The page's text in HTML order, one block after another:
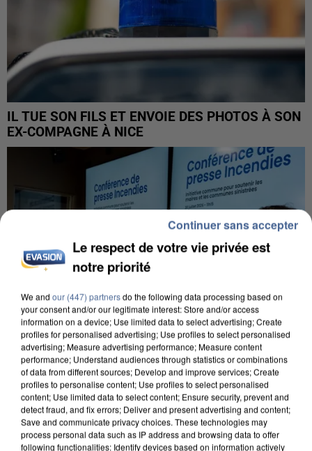
IL TUE SON FILS ET ENVOIE DES PHOTOS À SON
EX-COMPAGNE À NICE
INCENDIES : L’ÎLE-DE-FRANCE LANCE UN ÉLAN
DE SOLIDARITÉ AVEC LES...
Le respect de votre vie privée est
notre priorité
We and our (447) partnersdo the following data processing based on
your consent and/or our legitimate interest: Store and/or access
information on a device; Use limited data to select advertising; Create
profiles for personalised advertising; Use profiles to select personalised
advertising; Measure advertising performance; Measure content
performance; Understand audiences through statistics or combinations
of data from different sources; Develop and improve services; Create
profiles to personalise content; Use profiles to select personalised
content; Use limited data to select content; Ensure security, prevent and
detect fraud, and fix errors; Deliver and present advertising and content;
Save and communicate privacy choices. These technologies may
process personal data such as IP address and browsing data to offer
following functionalities: Identify devices based on information actively
Continuer sans accepter